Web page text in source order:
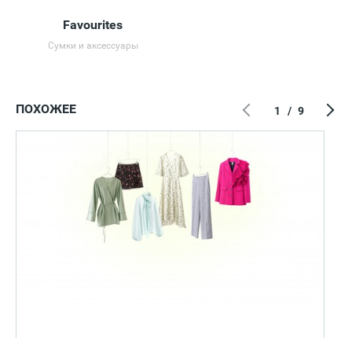
Favourites
Сумки и аксессуары
ПОХОЖЕЕ 1 / 9